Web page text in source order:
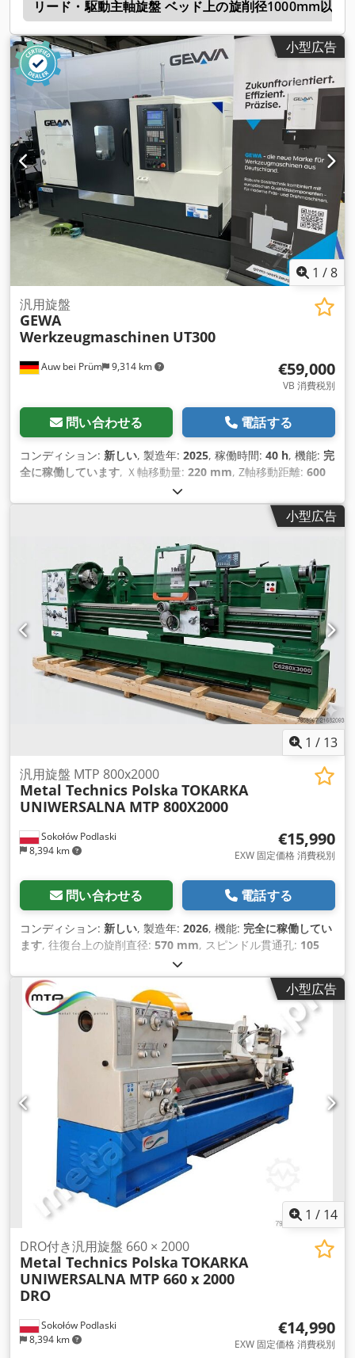
リード・駆動主軸旋盤 ベッド上の旋削径1000mm以上
小型広告
1 /8
Auw bei Prüm 9,314 km
汎用旋盤
GEWA
Werkzeugmaschinen UT300
€59,000
VB 消費税別
問い合わせる 電話する
コンディション: 新しい, 製造年: 2025, 稼働時間: 40 h, 機能: 完
全に稼働しています, Ｘ軸移動量: 220 mm, Z軸移動距離: 600
, Z軸早送り:
ーメーカー:Siemens, コントローラモデル:828D, ワーク長さ
, 全高: 1,900
5,000 kg（キログラム）, 主軸回転速度（最
大）:3,000 回転/分, 入力電圧:400 V, 入力電流の種類: エアコ
, 旋削直径:400 mm, 往復台上の旋削直径:570 mm , バー貫
通部:87 mm, ベッドスライド上の旋削径:570 mm , 旋削長さ:
550 mm, 装備:ドキュメント / マニュアル, 切屑搬送装置, 回転
速度無段階可変,
小型広告
1 / 13
Sokołów Podlaski
8,394 km
汎用旋盤 MTP 800x2000
Metal Technics Polska TOKARKA
UNIWERSALNA MTP 800X2000
€15,990
EXW 固定価格 消費税別
問い合わせる 電話する
コンディション: 新しい, 製造年: 2026, 機能: 完全に稼働してい
ます, 往復台上の旋削直径: 570 mm, スピンドル貫通孔: 105
, ベッドスライド上の旋削径:
mm, 中央幅:400 mm, 旋削長さ:2,000 mm, X軸送り速度:
420 m/分, 送り長さ Z軸:230 mm 90 mm, 主軸上下
移動距離:235 mm , 全長:3,740 mm 1,140 mm, 全高:
, 主軸回転速度（最大）:1,600 回転/分, 主軸回転速
25 回転/分 , クロススライド上の旋回直径:
, メートルねじ径（最大）:120 mm, メートルねじピッチ:
, ベッド幅: , ギャップ部分の旋削径:105 mm
回転速度:
1,600 回転/分, 回転速度（最小）:25 回転/分
, 入力電
流の種類:
, ベッドスライド上の振り直径: 570 mm
3,800 kg（キログラム）, ディスク径:450 mm, 三つ爪チャ
ック径:
320 mm, フェースプレート直径:450 mm
小型広告
1 / 14
Sokołów Podlaski
8,394 km
DRO付き汎用旋盤 660 × 2000
Metal Technics Polska TOKARKA
UNIWERSALNA MTP 660 x 2000
DRO
€14,990
EXW 固定価格 消費税別